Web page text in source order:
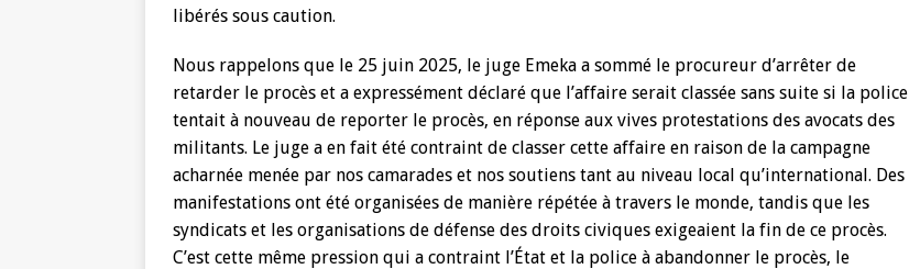
libérés sous caution.
Nous rappelons que le 25 juin 2025, le juge Emeka a sommé le procureur d’arrêter de
retarder le procès et a expressément déclaré que l’affaire serait classée sans suite si la police
tentait à nouveau de reporter le procès, en réponse aux vives protestations des avocats des
militants. Le juge a en fait été contraint de classer cette affaire en raison de la campagne
acharnée menée par nos camarades et nos soutiens tant au niveau local qu’international. Des
manifestations ont été organisées de manière répétée à travers le monde, tandis que les
syndicats et les organisations de défense des droits civiques exigeaient la fin de ce procès.
C’est cette même pression qui a contraint l’État et la police à abandonner le procès, le